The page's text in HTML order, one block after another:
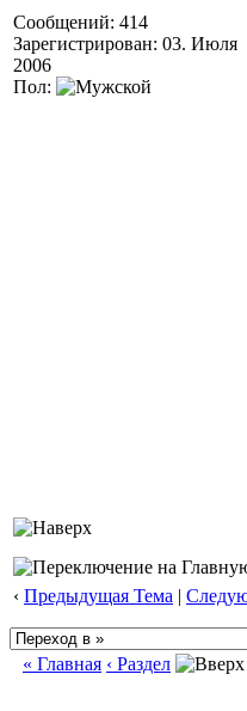
Сообщений: 414
Зарегистрирован: 03. Июля
2006
Пол:
‹ Предыдущая Тема |
« Главная ‹ Раздел